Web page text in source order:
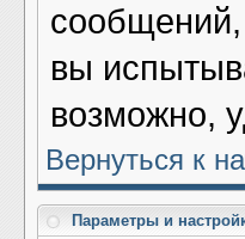
вы
возможно,
Вернуться к
Параметры и